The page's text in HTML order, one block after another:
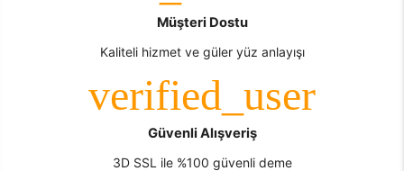
Müşteri Dostu
Kaliteli hizmet ve güler yüz anlayışı
Güvenli Alışveriş
3D SSL ile %100 güvenli deme